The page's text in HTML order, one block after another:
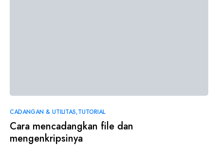
CADANGAN & UTILITAS TUTORIAL
Cara mencadangkan file dan
mengenkripsinya